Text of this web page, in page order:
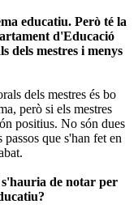
educatiu. Però té la
d'Educació
dels mestres i menys
dels mestres és bo
però si els mestres
positius. No són dues
que s'han fet en
de notar per